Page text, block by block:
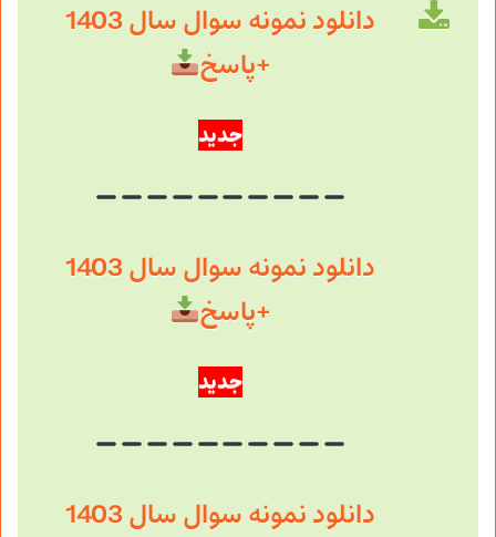
دانلود نمونه سوال سال 1403
+پاسخ
جدید
دانلود نمونه سوال سال 1403
+پاسخ
جدید
دانلود نمونه سوال سال 1403